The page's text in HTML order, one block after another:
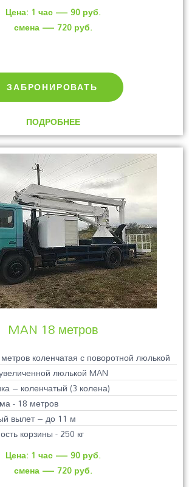
Цена: 1 час — 90 руб.
смена — 720 руб.
ЗАБРОНИРОВАТЬ
ПОДРОБНЕЕ
MAN 18 метров
коленчатая с поворотной люлькой
люлькой MAN
– коленчатый (3 колена)
- 18 метров
вылет – до 11 м
корзины - 250 кг
Цена: 1 час — 90 руб.
смена — 720 руб.